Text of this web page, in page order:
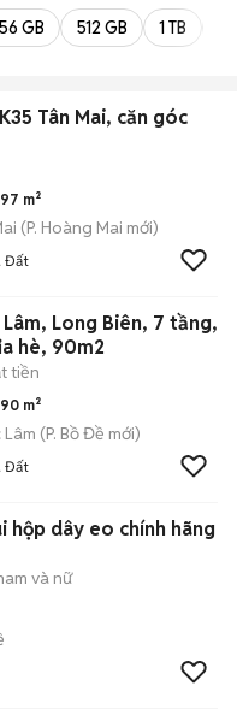
GB 512 GB 1 TB
Tân Mai, căn góc
97 m²
(P. Hoàng Mai mới)
Đất
Lâm, Long Biên, 7 tầng,
hè, 90m2
tiền
90 m²
(P. Bồ Đề mới)
Đất
hộp dây eo chính hãng
và nữ